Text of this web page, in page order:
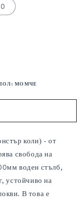
МОМЧЕ
коли) - от
свобода на
воден стълб,
устойчиво на
В това е